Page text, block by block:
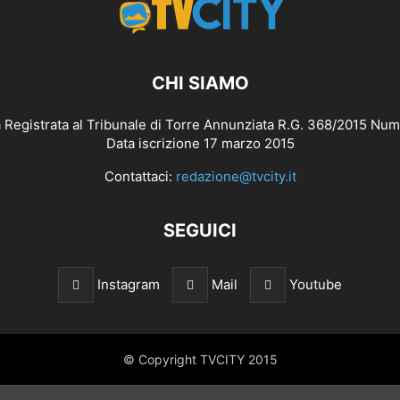
CHI SIAMO
Registrata al Tribunale di Torre Annunziata R.G. 368/2015
Data iscrizione 17 marzo 2015
Contattaci: redazione@tvcity.it
SEGUICI
Instagram Mail Youtube
© Copyright TVCITY 2015